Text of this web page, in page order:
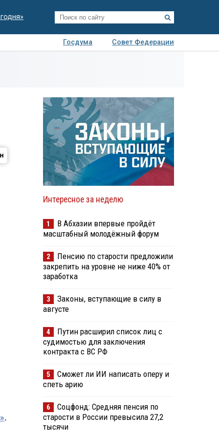
Госдума
Совет Федерации
.
Интересное за неделю
1
В Абхазии впервые пройдёт
масштабный молодёжный форум
2
Пенсию по старости предложили
закрепить на уровне не ниже 40% от
заработка
3
Законы, вступающие в силу в
августе
4
Путин расширил список лиц с
судимостью для заключения
контракта с ВС РФ
5
Сможет ли ИИ написать оперу и
спеть арию
6
Соцфонд: Средняя пенсия по
старости в России превысила 27,2
тысячи